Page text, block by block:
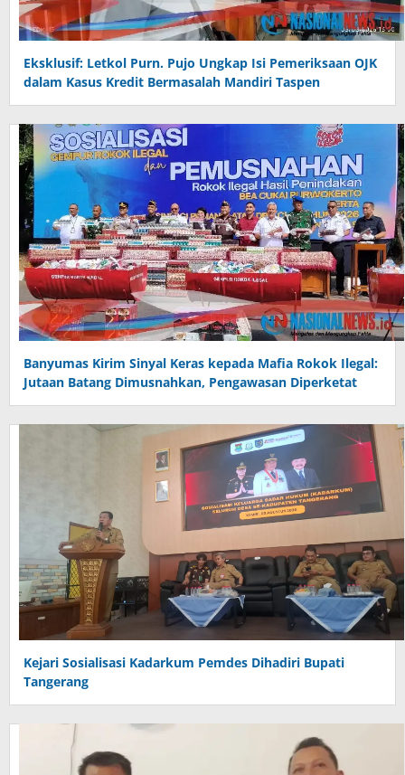
Eksklusif: Letkol Purn. Pujo Ungkap Isi Pemeriksaan OJK
dalam Kasus Kredit Bermasalah Mandiri Taspen
Banyumas Kirim Sinyal Keras kepada Mafia Rokok Ilegal:
Jutaan Batang Dimusnahkan, Pengawasan Diperketat
Kejari Sosialisasi Kadarkum Pemdes Dihadiri Bupati
Tangerang